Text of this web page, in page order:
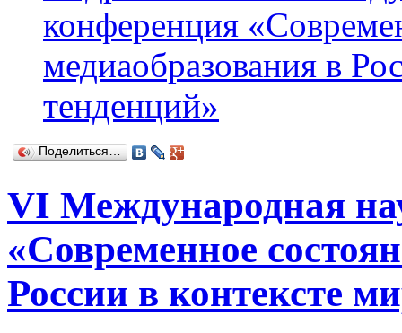
конференция
медиаобразования в
тенденций»
Поделиться…
VI Международная
«Современное
России в контексте